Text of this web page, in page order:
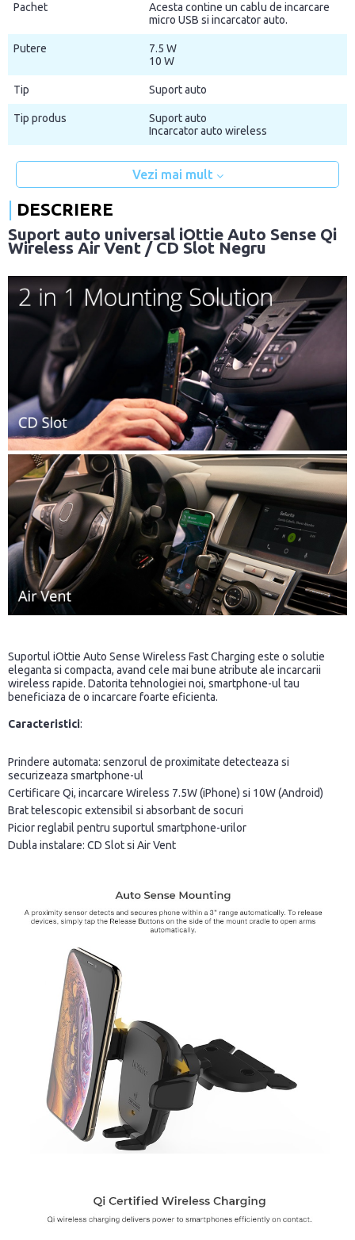
Pachet
Acesta contine un cablu de incarcare
micro USB si incarcator auto.
Putere
7.5 W
10 W
Tip Suport auto
Tip produs
Suport auto
Incarcator auto wireless
Vezi mai mult
DESCRIERE
Suport auto universal iOttie Auto Sense Qi
Wireless Air Vent / CD Slot Negru
Suportul iOttie Auto Sense Wireless Fast Charging este o solutie
eleganta si compacta, avand cele mai bune atribute ale incarcarii
wireless rapide. Datorita tehnologiei noi, smartphone-ul tau
beneficiaza de o incarcare foarte eficienta.
Caracteristici:
Prindere automata: senzorul de proximitate detecteaza si
securizeaza smartphone-ul
Certificare Qi, incarcare Wireless 7.5W (iPhone) si 10W (Android)
Brat telescopic extensibil si absorbant de socuri
Picior reglabil pentru suportul smartphone-urilor
Dubla instalare: CD Slot si Air Vent